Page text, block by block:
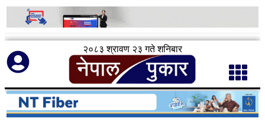
२०८३ श्रावण २३ गते शनिबार